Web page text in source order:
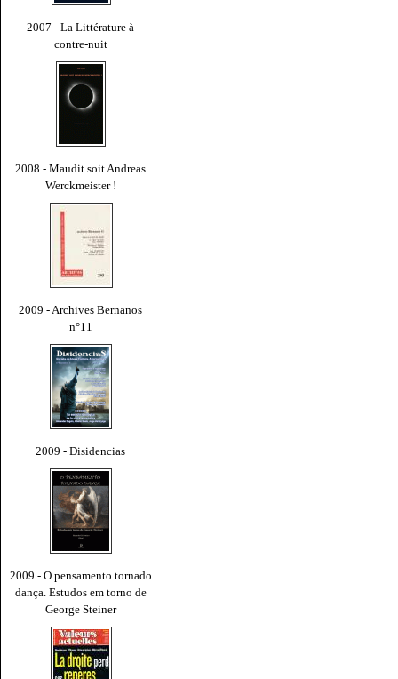
2007 - La Littérature à
contre-nuit
2008 - Maudit soit Andreas
Werckmeister !
2009 - Archives Bernanos
n°11
2009 - Disidencias
2009 - O pensamento tornado
dança. Estudos em torno de
George Steiner